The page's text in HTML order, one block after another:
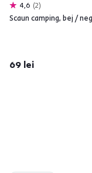
4,6 2
Scaun camping, bej /
69 lei